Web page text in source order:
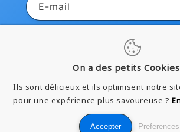
E-mail
PinterestInstagram
Moyens
On a des petits
Ils sont délicieux et ils optimisent notre
pour une expérience plus savoureuse ?
Accepter Preferences